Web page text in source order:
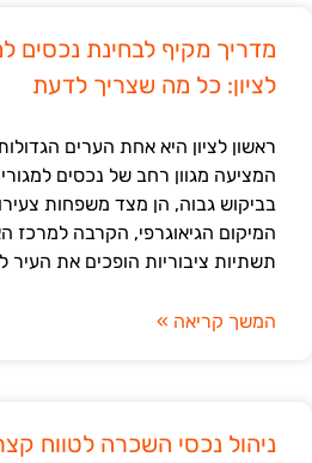
מדריך מקיף לבחינת נכסים
לציון: כל מה שצריך לדעת
ראשון לציון היא אחת הערים
המציעה מגוון רחב של נכסים
בביקוש גבוה, הן מצד משפחות
המיקום הגיאוגרפי, הקרבה למרכז
תשתיות ציבוריות הופכים את העיר
המשך קריאה »
ניהול נכסי השכרה לטווח קצר